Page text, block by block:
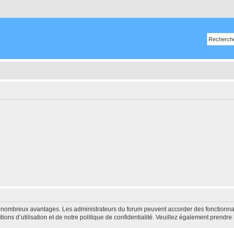
avantages. Les administrateurs du forum peuvent accorder des
d’utilisation et de notre politique de confidentialité. Veuillez également